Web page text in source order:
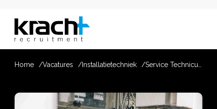
Home Vacatures Installatietechniek